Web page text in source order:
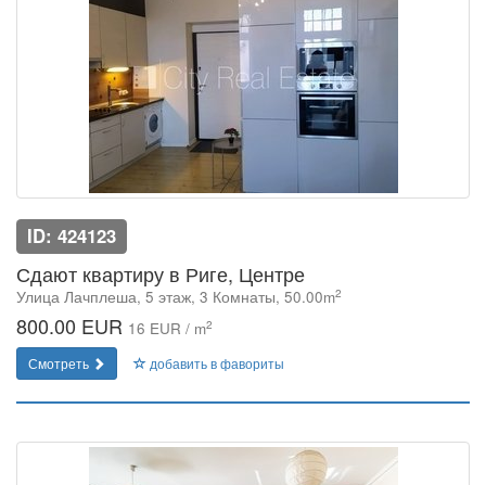
ID: 424123
Сдают квартиру в Риге, Центре
Улица Лачплеша, 5 этаж, 3 Комнаты, 50.00m2
800.00 EUR 16 EUR / m2
Смотреть добавить в фавориты